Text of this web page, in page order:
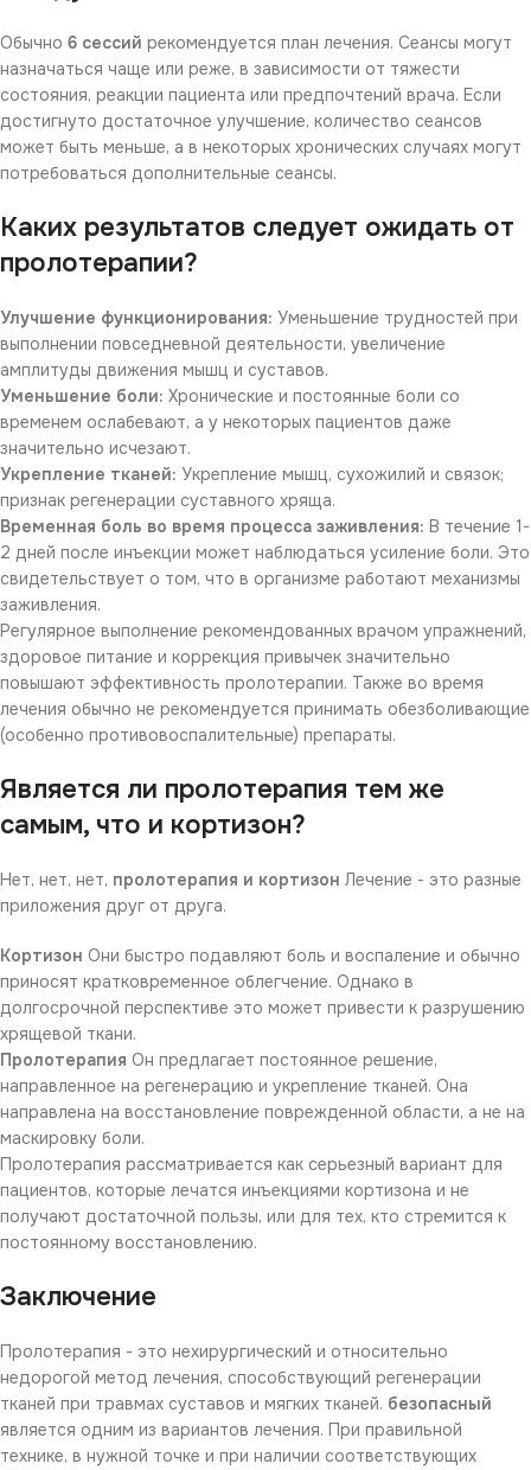
Обычно 6 сессий рекомендуется план лечения. Сеансы могут
назначаться чаще или реже, в зависимости от тяжести
состояния, реакции пациента или предпочтений врача. Если
достигнуто достаточное улучшение, количество сеансов
может быть меньше, а в некоторых хронических случаях могут
потребоваться дополнительные сеансы.
Каких результатов следует ожидать от
пролотерапии?
Улучшение функционирования: Уменьшение трудностей при
выполнении повседневной деятельности, увеличение
амплитуды движения мышц и суставов.
Уменьшение боли: Хронические и постоянные боли со
временем ослабевают, а у некоторых пациентов даже
значительно исчезают.
Укрепление тканей: Укрепление мышц, сухожилий и связок;
признак регенерации суставного хряща.
Временная боль во время процесса заживления: В течение 1-
2 дней после инъекции может наблюдаться усиление боли. Это
свидетельствует о том, что в организме работают механизмы
заживления.
Регулярное выполнение рекомендованных врачом упражнений,
здоровое питание и коррекция привычек значительно
повышают эффективность пролотерапии. Также во время
лечения обычно не рекомендуется принимать обезболивающие
(особенно противовоспалительные) препараты.
Является ли пролотерапия тем же
самым, что и кортизон?
Нет, нет, нет, пролотерапия и кортизон Лечение - это разные
приложения друг от друга.
Кортизон Они быстро подавляют боль и воспаление и обычно
приносят кратковременное облегчение. Однако в
долгосрочной перспективе это может привести к разрушению
хрящевой ткани.
Пролотерапия Он предлагает постоянное решение,
направленное на регенерацию и укрепление тканей. Она
направлена на восстановление поврежденной области, а не на
маскировку боли.
Пролотерапия рассматривается как серьезный вариант для
пациентов, которые лечатся инъекциями кортизона и не
получают достаточной пользы, или для тех, кто стремится к
постоянному восстановлению.
Заключение
Пролотерапия - это нехирургический и относительно
недорогой метод лечения, способствующий регенерации
тканей при травмах суставов и мягких тканей. безопасный
является одним из вариантов лечения. При правильной
технике, в нужной точке и при наличии соответствующих